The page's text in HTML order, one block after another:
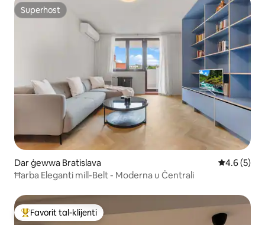
Superhost
Superhost
Dar ġewwa Bratislava Rating
4.6 (5)
Ħarba Eleganti mill-Belt - Moderna u Ċentrali
Wieħed mill-aqwa favoriti tal-klijenti
Favorit tal-klijenti